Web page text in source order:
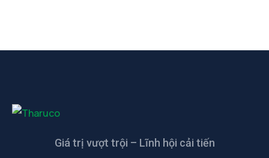
Giá trị vượt trội – Lĩnh hội cải tiến